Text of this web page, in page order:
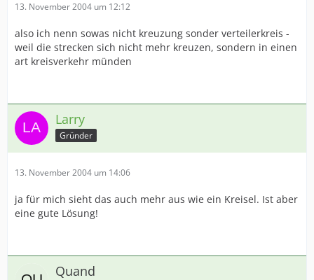
13. November 2004 um 12:12
also ich nenn sowas nicht kreuzung sonder verteilerkreis -
weil die strecken sich nicht mehr kreuzen, sondern in einen
art kreisverkehr münden
Larry
Gründer
13. November 2004 um 14:06
ja für mich sieht das auch mehr aus wie ein Kreisel. Ist aber
eine gute Lösung!
Quand